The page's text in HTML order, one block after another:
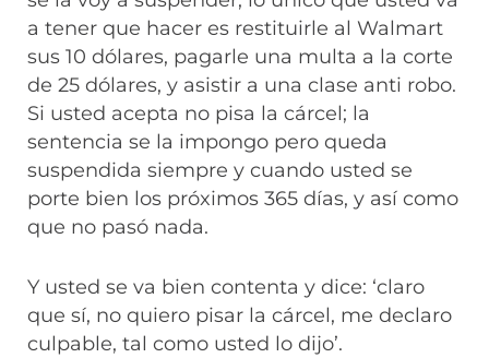
a tener que hacer es restituirle al Walmart
sus 10 dólares, pagarle una multa a la corte
de 25 dólares, y asistir a una clase anti robo.
Si usted acepta no pisa la cárcel; la
sentencia se la impongo pero queda
suspendida siempre y cuando usted se
porte bien los próximos 365 días, y así como
que no pasó nada.
Y usted se va bien contenta y dice: ‘claro
que sí, no quiero pisar la cárcel, me declaro
culpable, tal como usted lo dijo’.